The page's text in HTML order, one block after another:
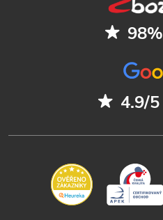
98%
4.9/5